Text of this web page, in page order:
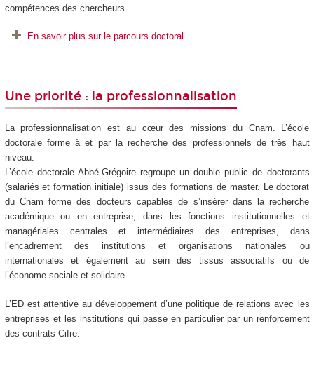
compétences des chercheurs.
En savoir plus sur le parcours doctoral
Une priorité : la professionnalisation
La professionnalisation est au cœur des missions du Cnam. L’école
doctorale forme à et par la recherche des professionnels de très haut
niveau.
L’école doctorale Abbé-Grégoire regroupe un double public de doctorants
(salariés et formation initiale) issus des formations de master. Le doctorat
du Cnam forme des docteurs capables de s’insérer dans la recherche
académique ou en entreprise, dans les fonctions institutionnelles et
managériales centrales et intermédiaires des entreprises, dans
l’encadrement des institutions et organisations nationales ou
internationales et également au sein des tissus associatifs ou de
l’économe sociale et solidaire.
L’ED est attentive au développement d’une politique de relations avec les
entreprises et les institutions qui passe en particulier par un renforcement
des contrats Cifre.